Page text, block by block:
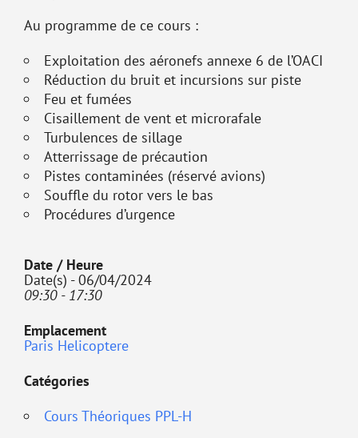
Au programme de ce cours :
Exploitation des aéronefs annexe 6 de l’OACI
Réduction du bruit et incursions sur piste
Feu et fumées
Cisaillement de vent et microrafale
Turbulences de sillage
Atterrissage de précaution
Pistes contaminées (réservé avions)
Souffle du rotor vers le bas
Procédures d’urgence
Date / Heure
Date(s) - 06/04/2024
09:30 - 17:30
Emplacement
Paris Helicoptere
Catégories
Cours Théoriques PPL-H